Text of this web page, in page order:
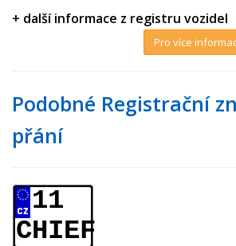
+ další informace z registru vozidel
Pro více
Podobné Registrační
přání
11
CHIEF